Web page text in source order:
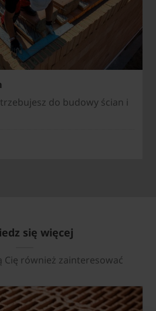
do budowy ścian i
się więcej
Cię również zainteresować